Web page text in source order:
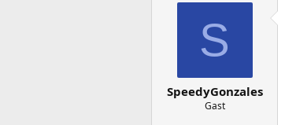
S
SpeedyGonzales
Gast